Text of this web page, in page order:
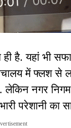
है. यहां भी
में फ्लश से
लेकिन नगर
परेशानी का